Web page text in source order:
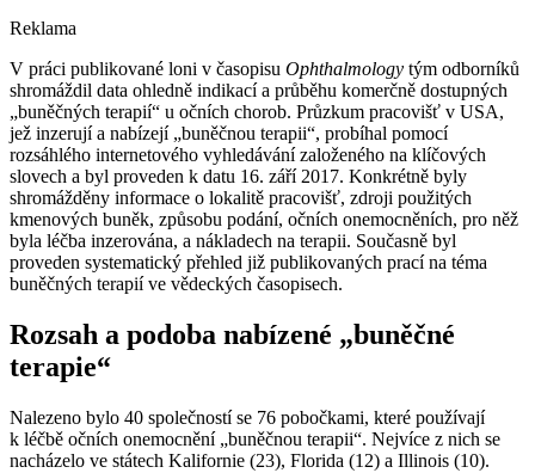
Reklama
V práci publikované loni v časopisu Ophthalmology tým odborníků
shromáždil data ohledně indikací a průběhu komerčně dostupných
„buněčných terapií“ u očních chorob. Průzkum pracovišť v USA,
jež inzerují a nabízejí „buněčnou terapii“, probíhal pomocí
rozsáhlého internetového vyhledávání založeného na klíčových
slovech a byl proveden k datu 16. září 2017. Konkrétně byly
shromážděny informace o lokalitě pracovišť, zdroji použitých
kmenových buněk, způsobu podání, očních onemocněních, pro něž
byla léčba inzerována, a nákladech na terapii. Současně byl
proveden systematický přehled již publikovaných prací na téma
buněčných terapií ve vědeckých časopisech.
Rozsah a podoba nabízené „buněčné
terapie“
Nalezeno bylo 40 společností se 76 pobočkami, které používají
k léčbě očních onemocnění „buněčnou terapii“. Nejvíce z nich se
nacházelo ve státech Kalifornie (23), Florida (12) a Illinois (10).